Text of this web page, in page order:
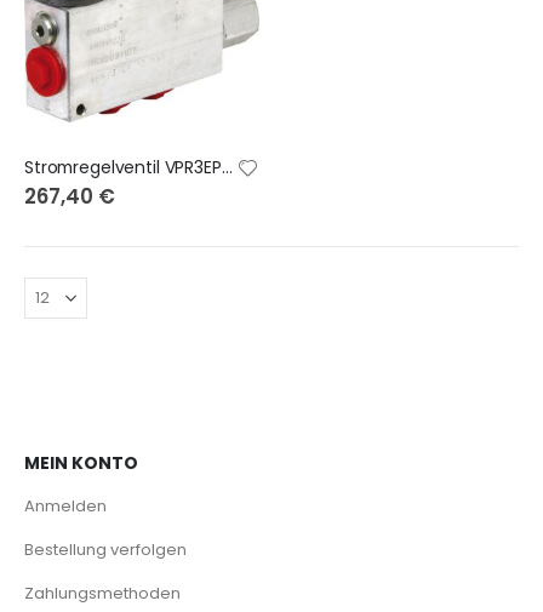
Stromregelventil VPR3EP12MGB
267,40 €
MEIN KONTO
Anmelden
Bestellung verfolgen
Zahlungsmethoden